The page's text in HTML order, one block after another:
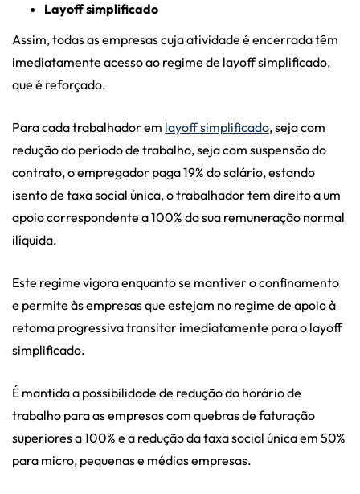
Layoff simplificado
Assim, todas as empresas cuja atividade é encerrada têm
imediatamente acesso ao regime de layoff simplificado,
que é reforçado.
Para cada trabalhador em layoff simplificado, seja com
redução do período de trabalho, seja com suspensão do
contrato, o empregador paga 19% do salário, estando
isento de taxa social única, o trabalhador tem direito a um
apoio correspondente a 100% da sua remuneração normal
ilíquida.
Este regime vigora enquanto se mantiver o confinamento
e permite às empresas que estejam no regime de apoio à
retoma progressiva transitar imediatamente para o layoff
simplificado.
É mantida a possibilidade de redução do horário de
trabalho para as empresas com quebras de faturação
superiores a 100% e a redução da taxa social única em 50%
para micro, pequenas e médias empresas.